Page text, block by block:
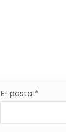
E-posta *